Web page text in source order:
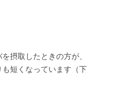
摂取したときの方が、
短くなっています（下